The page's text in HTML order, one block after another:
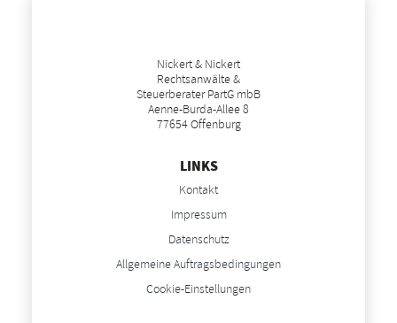
Nickert & Nickert
Rechtsanwälte &
Steuerberater PartG mbB
Aenne-Burda-Allee 8
77654 Offenburg
LINKS
Kontakt
Impressum
Datenschutz
Allgemeine Auftragsbedingungen
Cookie-Einstellungen